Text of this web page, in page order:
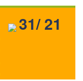
31/ 21